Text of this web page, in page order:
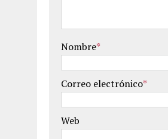
Nombre*
Correo electrónico*
Web